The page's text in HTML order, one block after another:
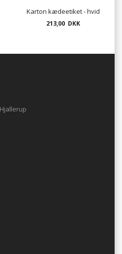
Karton kædeetiket - hvid
213,00 DKK